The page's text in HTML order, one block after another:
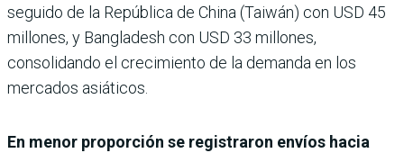
seguido de la República de China (Taiwán) con USD 45
millones, y Bangladesh con USD 33 millones,
consolidando el crecimiento de la demanda en los
mercados asiáticos.
En menor proporción se registraron envíos hacia